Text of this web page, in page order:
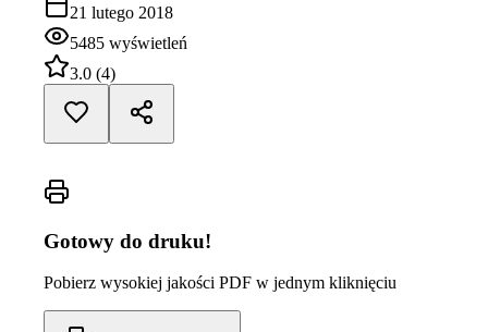
21 lutego 2018
5485 wyświetleń
3.0 (4)
Gotowy do druku!
Pobierz wysokiej jakości PDF w jednym kliknięciu